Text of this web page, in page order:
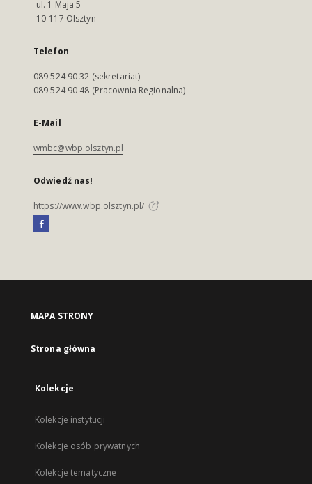
ul. 1 Maja 5
10-117 Olsztyn
Telefon
089 524 90 32 (sekretariat)
089 524 90 48 (Pracownia Regionalna)
E-Mail
wmbc@wbp.olsztyn.pl
Odwiedź nas!
https://www.wbp.olsztyn.pl/
MAPA STRONY
Strona główna
Kolekcje
Kolekcje instytucji
Kolekcje osób prywatnych
Kolekcje tematyczne